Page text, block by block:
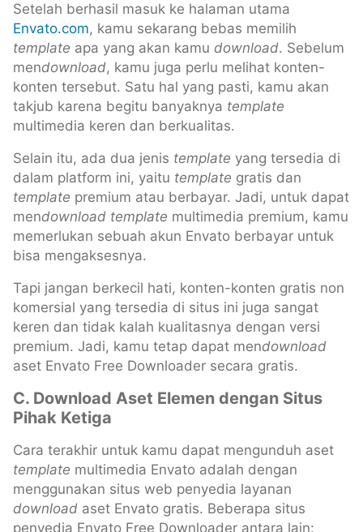
Setelah berhasil masuk ke halaman utama
Envato.com, kamu sekarang bebas memilih
template apa yang akan kamu download. Sebelum
mendownload, kamu juga perlu melihat konten-
konten tersebut. Satu hal yang pasti, kamu akan
takjub karena begitu banyaknya template
multimedia keren dan berkualitas.
Selain itu, ada dua jenis template yang tersedia di
dalam platform ini, yaitu template gratis dan
template premium atau berbayar. Jadi, untuk dapat
mendownload template multimedia premium, kamu
memerlukan sebuah akun Envato berbayar untuk
bisa mengaksesnya.
Tapi jangan berkecil hati, konten-konten gratis non
komersial yang tersedia di situs ini juga sangat
keren dan tidak kalah kualitasnya dengan versi
premium. Jadi, kamu tetap dapat mendownload
aset Envato Free Downloader secara gratis.
C. Download Aset Elemen dengan Situs
Pihak Ketiga
Cara terakhir untuk kamu dapat mengunduh aset
template multimedia Envato adalah dengan
menggunakan situs web penyedia layanan
download aset Envato gratis. Beberapa situs
penyedia Envato Free Downloader antara lain: